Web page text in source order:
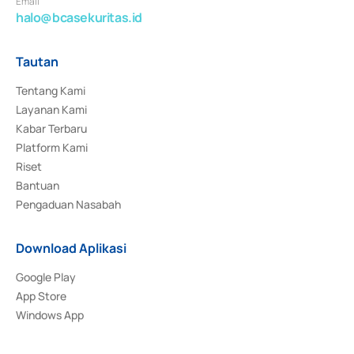
halo@bcasekuritas.id
Tautan
Tentang Kami
Layanan Kami
Kabar Terbaru
Platform Kami
Riset
Bantuan
Pengaduan Nasabah
Download Aplikasi
Google Play
App Store
Windows App